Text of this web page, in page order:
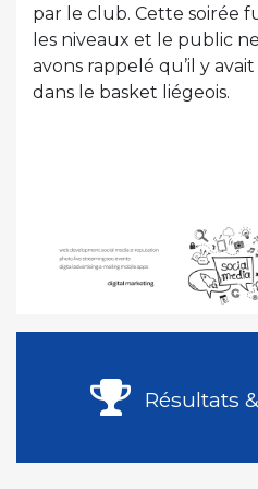
par le club. Cette soirée
les niveaux et le public
avons rappelé qu’il y
dans le basket liégeois.
Résultats